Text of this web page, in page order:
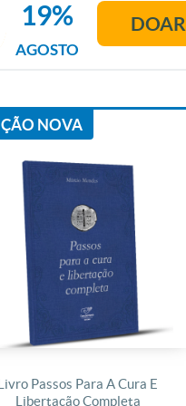
AGOSTO
19% DOAR
NOVA
Passos Para A Cura E
Libertação Completa